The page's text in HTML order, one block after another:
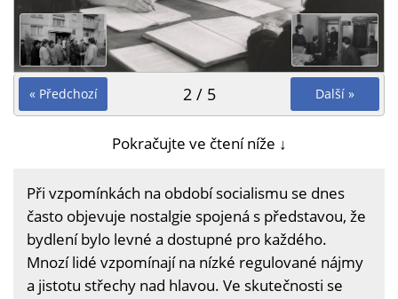
« Předchozí Další »
2 / 5
Pokračujte ve čtení níže ↓
Při vzpomínkách na období socialismu se dnes
často objevuje nostalgie spojená s představou, že
bydlení bylo levné a dostupné pro každého.
Mnozí lidé vzpomínají na nízké regulované nájmy
a jistotu střechy nad hlavou. Ve skutečnosti se